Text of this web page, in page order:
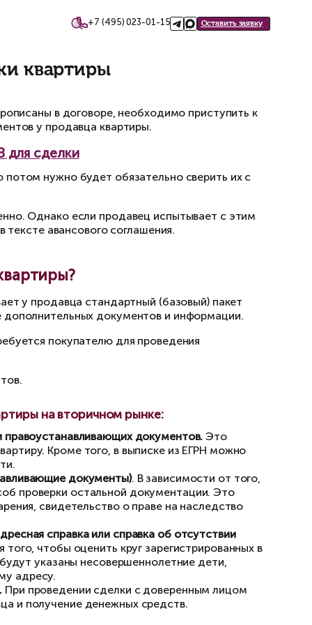
+7
для покупки квартиры
квартиры
пакет документов у продавца
документов, но потом нужно будет
единовременно. Однако если
сроки, оговоренные в тексте авансового
при покупке квартиры?
сначала запрашивает у продавца
их часть потребуется покупателю
необходимых документов.
при покупке квартиры на
(Продавцов) и
собственности на квартиру. Кроме того,
объект недвижимости.
квартиру (правоустанавливающие